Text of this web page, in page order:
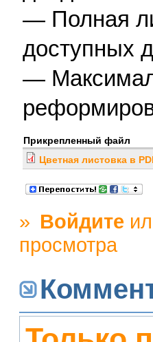
— Полная
доступных
—
Прикрепленный файл
Цветная листовка в
» Войдите
просмотра